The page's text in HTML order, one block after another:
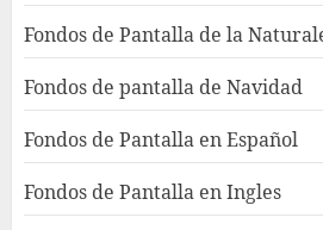
Fondos de Pantalla de la
Fondos de pantalla de Navidad
Fondos de Pantalla en Español
Fondos de Pantalla en Ingles